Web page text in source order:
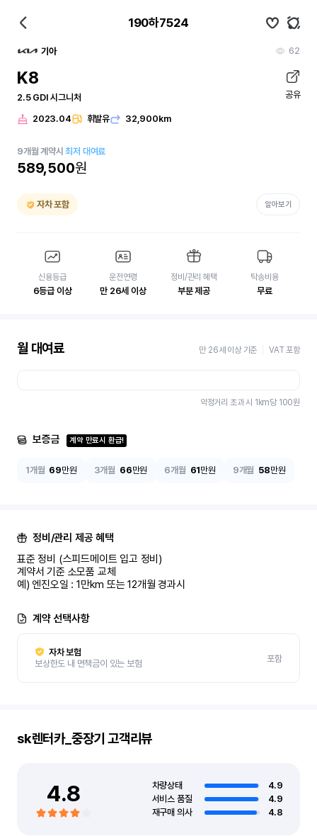
190하7524
기아 62
K8
2.5 GDI 시그니처 공유
2023.04 휘발유 32,900km
9개월 계약시최저 대여료
589,500원
자차 포함 알아보기
신용등급
6등급 이상
운전연령
만 26세 이상
정비/관리 혜택
부분 제공
탁송비용
무료
월 대여료 만 26세 이상 기준 VAT 포함
약정거리 초과 시 1km당 100원
보증금 계약 만료시 환급!
1개월 69만원 3개월 66만원 6개월 61만원 9개월 58만원
정비/관리 제공 혜택
표준 정비 (스피드메이트 입고 정비)
계약서 기준 소모품 교체
예) 엔진오일 : 1만km 또는 12개월 경과시
계약 선택사항
자차 보험
보상한도 내 면책금이 있는 보험
포함
sk렌터카_중장기 고객리뷰
4.8 차량상태
4.9
서비스 품질
4.9
재구매 의사
4.8